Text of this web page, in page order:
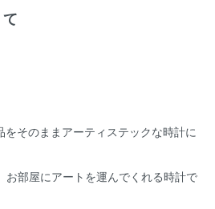
をそのままアーティステックな時計に
お部屋にアートを運んでくれる時計で